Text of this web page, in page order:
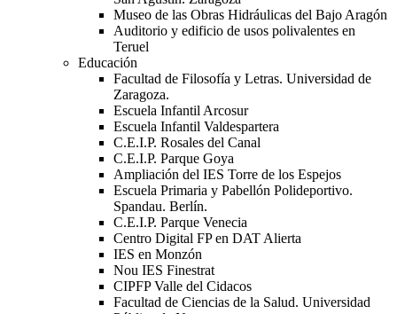
Museo de las Obras Hidráulicas del Bajo Aragón
Auditorio y edificio de usos polivalentes en
Teruel
Educación
Facultad de Filosofía y Letras. Universidad de
Zaragoza.
Escuela Infantil Arcosur
Escuela Infantil Valdespartera
C.E.I.P. Rosales del Canal
C.E.I.P. Parque Goya
Ampliación del IES Torre de los Espejos
Escuela Primaria y Pabellón Polideportivo.
Spandau. Berlín.
C.E.I.P. Parque Venecia
Centro Digital FP en DAT Alierta
IES en Monzón
Nou IES Finestrat
CIPFP Valle del Cidacos
Facultad de Ciencias de la Salud. Universidad